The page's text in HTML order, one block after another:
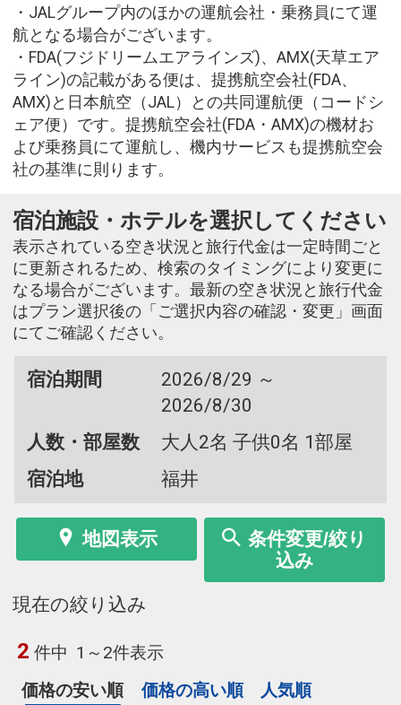
・JALグループ内のほかの運航会社・乗務員にて運
航となる場合がございます。
・FDA(フジドリームエアラインズ)、AMX(天草エア
ライン)の記載がある便は、提携航空会社(FDA、
AMX)と日本航空（JAL）との共同運航便（コードシ
ェア便）です。提携航空会社(FDA・AMX)の機材お
よび乗務員にて運航し、機内サービスも提携航空会
社の基準に則ります。
宿泊施設・ホテルを選択してください
表示されている空き状況と旅行代金は一定時間ごと
に更新されるため、検索のタイミングにより変更に
なる場合がございます。最新の空き状況と旅行代金
はプラン選択後の「ご選択内容の確認・変更」画面
にてご確認ください。
宿泊期間
2026/8/29 ～
2026/8/30
人数・部屋数
大人2名 子供0名 1部屋
宿泊地
福井
地図表示
条件変更/絞り
込み
現在の絞り込み
2 件中 1～2件表示
価格の安い順
価格の高い順 人気順